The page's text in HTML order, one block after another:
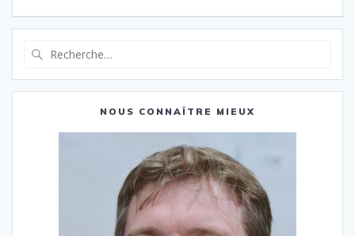
l’article:
:
NOUS CONNAÎTRE MIEUX